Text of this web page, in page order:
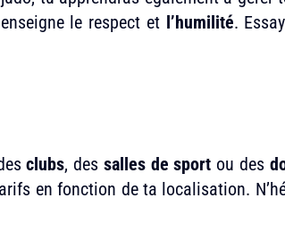
le respect et l’humilité.
clubs, des salles de sport ou des
en fonction de ta localisation.